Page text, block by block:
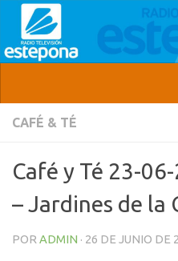
CAFÉ & TÉ
Café y Té 23-
– Jardines de la
POR ADMIN · 26 DE JUNIO DE